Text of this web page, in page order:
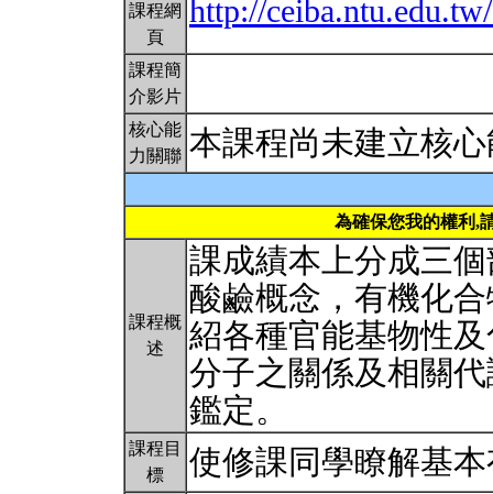
課程網
頁
http://
課程簡
介影片
核心能
力關聯 本課程尚未建立核
為確保您我的權利,
課程概
述
課成績本上分成三
酸鹼概念，有機化
紹各種官能基物性
分子之關係及相關
鑑定。
課程目
標
使修課同學瞭解基